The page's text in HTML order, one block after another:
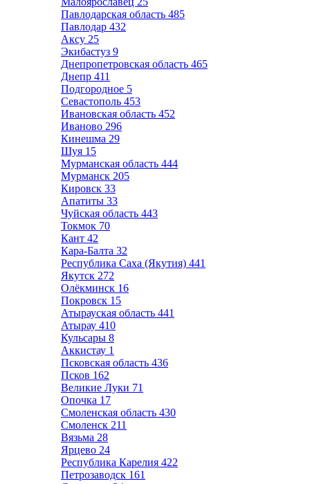
Павлодарская область 485
Павлодар 432
Аксу 25
Экибастуз 9
Днепропетровская область 465
Днепр 411
Подгородное 5
Севастополь 453
Ивановская область 452
Иваново 296
Кинешма 29
Шуя 15
Мурманская область 444
Мурманск 205
Кировск 33
Апатиты 33
Чуйская область 443
Токмок 70
Кант 42
Кара-Балта 32
Республика Саха (Якутия) 441
Якутск 272
Олёкминск 16
Покровск 15
Атырауская область 441
Атырау 410
Кульсары 8
Аккистау 1
Псковская область 436
Псков 162
Великие Луки 71
Опочка 17
Смоленская область 430
Смоленск 211
Вязьма 28
Ярцево 24
Республика Карелия 422
Петрозаводск 161